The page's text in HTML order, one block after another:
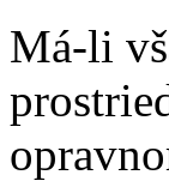
Má-li